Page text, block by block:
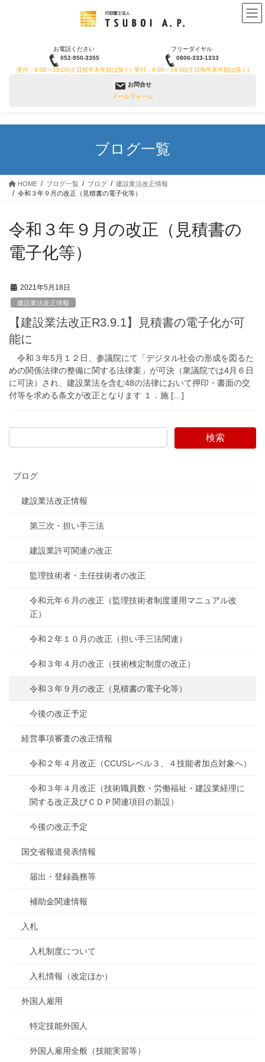
お電話ください
052-950-3355
受付：9:00～18:00(土日祝年末年始は除く)
フリーダイヤル
0800-333-1333
受付：9:00～18:00(土日祝年末年始は除く)
お問合せ
メールフォーム
ブログ一覧
HOME ブログ一覧 ブログ
建設業法改正情報
令和３年９月の改正（見積書の電子化等）
令和３年９月の改正（見積書の
電子化等）
2021年5月18日
建設業法改正情報
【建設業法改正R3.9.1】見積書の電子化が可
能に
令和３年5月１２日、参議院にて「デジタル社会の形成を図るた
めの関係法律の整備に関する法律案」が可決（衆議院では4月６日
に可決）され、建設業法を含む48の法律において押印・書面の交
付等を求める条文が改正となります １．施 […]
検索
ブログ
建設業法改正情報
第三次・担い手三法
建設業許可関連の改正
監理技術者・主任技術者の改正
令和元年６月の改正（監理技術者制度運用マニュアル改
正）
令和２年１０月の改正（担い手三法関連）
令和３年４月の改正（技術検定制度の改正）
令和３年９月の改正（見積書の電子化等）
今後の改正予定
経営事項審査の改正情報
令和２年４月改正（CCUSレベル３、４技能者加点対象へ）
令和３年４月改正（技術職員数・労働福祉・建設業経理に
関する改正及びＣＤＰ関連項目の新設）
今後の改正予定
国交省報道発表情報
届出・登録義務等
補助金関連情報
入札
入札制度について
入札情報（改定ほか）
外国人雇用
特定技能外国人
外国人雇用全般（技能実習等）